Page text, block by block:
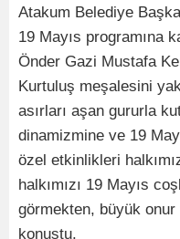
Atakum Belediye
19 Mayıs programına
Önder Gazi Mustafa
Kurtuluş meşalesini
asırları aşan gururla
dinamizmine ve 19
özel etkinlikleri
halkımızı 19 Mayıs
görmekten, büyük onur
konuştu.